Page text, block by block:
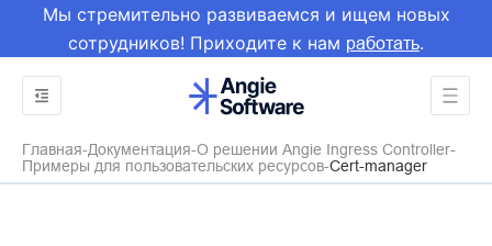
Мы стремительно развиваемся и ищем новых
сотрудников! Приходите к нам работать.
Главная Документация О решении Angie Ingress Controller
Примеры для пользовательских ресурсов Cert-manager